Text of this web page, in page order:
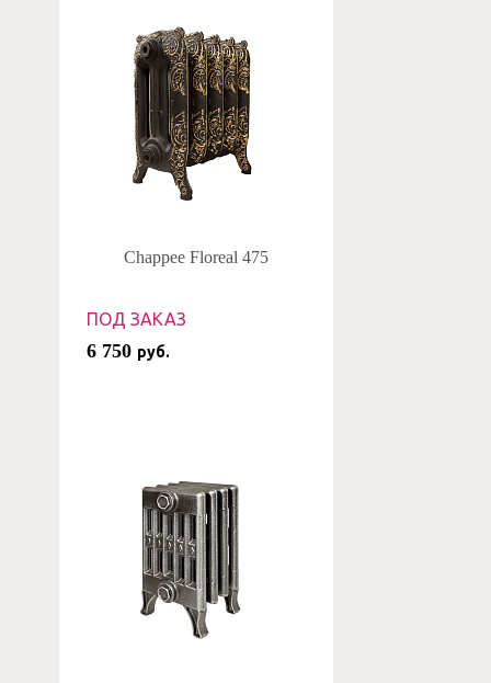
Chappee Floreal 475
ПОД ЗАКАЗ
6 750 руб.